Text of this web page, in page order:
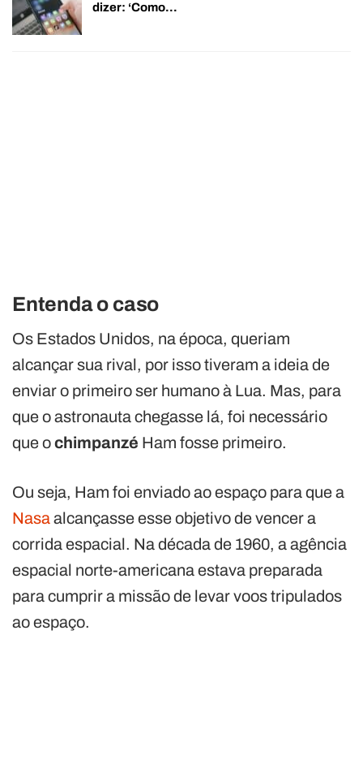
dizer: ‘Como…
Entenda o caso
Os Estados Unidos, na época, queriam
alcançar sua rival, por isso tiveram a ideia de
enviar o primeiro ser humano à Lua. Mas, para
que o astronauta chegasse lá, foi necessário
que ochimpanzé Ham fosse primeiro.
Ou seja, Ham foi enviado ao espaço para que a
Nasaalcançasse esse objetivo de vencer a
corrida espacial. Na década de 1960, a agência
espacial norte-americana estava preparada
para cumprir a missão de levar voos tripulados
ao espaço.